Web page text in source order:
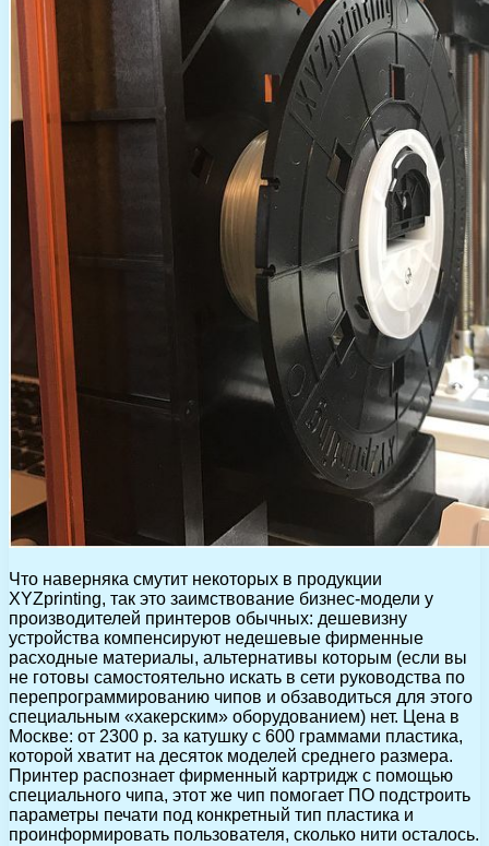
Что наверняка смутит некоторых в продукции
XYZprinting, так это заимствование бизнес-модели у
производителей принтеров обычных: дешевизну
устройства компенсируют недешевые фирменные
расходные материалы, альтернативы которым (если вы
не готовы самостоятельно искать в сети руководства по
перепрограммированию чипов и обзаводиться для этого
специальным «хакерским» оборудованием) нет. Цена в
Москве: от 2300 р. за катушку с 600 граммами пластика,
которой хватит на десяток моделей среднего размера.
Принтер распознает фирменный картридж с помощью
специального чипа, этот же чип помогает ПО подстроить
параметры печати под конкретный тип пластика и
проинформировать пользователя, сколько нити осталось.